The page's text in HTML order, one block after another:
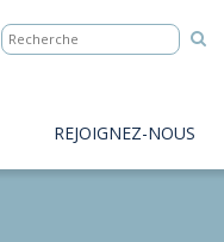
REJOIGNEZ-NOUS